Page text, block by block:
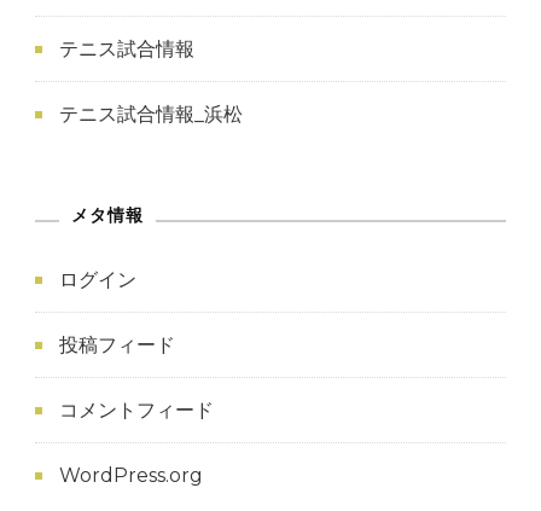
テニス試合情報
テニス試合情報_浜松
メタ情報
ログイン
投稿フィード
コメントフィード
WordPress.org